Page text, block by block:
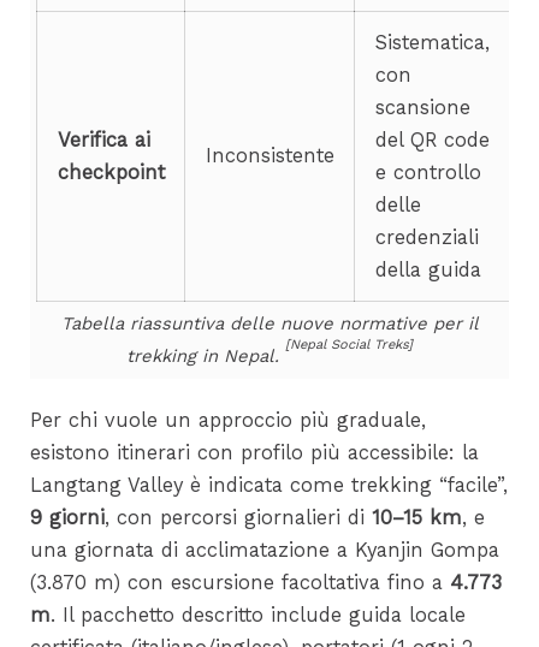
Verifica ai
checkpoint
Inconsistente
Sistematica,
con
scansione
del QR code
e controllo
delle
credenziali
della guida
Tabella riassuntiva delle nuove normative per il
trekking in Nepal.
[Nepal Social Treks]
Per chi vuole un approccio più graduale,
esistono itinerari con profilo più accessibile: la
Langtang Valley è indicata come trekking “facile”,
9 giorni, con percorsi giornalieri di10–15 km, e
una giornata di acclimatazione a Kyanjin Gompa
(3.870 m) con escursione facoltativa fino a 4.773
m. Il pacchetto descritto include guida locale